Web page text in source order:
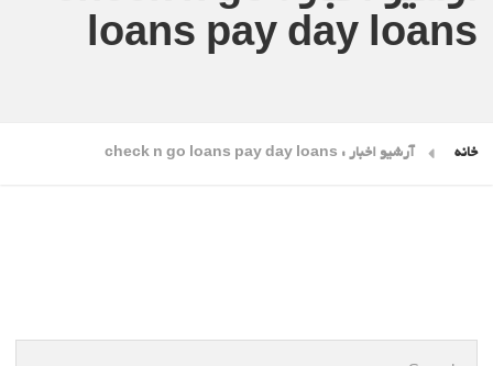
loans pay day loans
خانه آرشیو اخبار : check n go loans pay day loans